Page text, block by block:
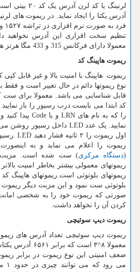
آدرس یکتا را ایجاد نماید. در ریموت های
تنظیم سخت افزاری این آدرس نخواهید
معمولا دارای فرکانس 315 و 433 مگا هرتز هستند.
ریموت هاپینگ کد
ریموت هاپینگ با امنیت بالا و غیر قابل
نوع ریموتها دائم در حال تغییر است و
قابل شناسایی می باشد. معمولا برای ست
کد ابتدا می بایست درب رسیور را باز
را که به نام های LRN و یا Code
نمایید. یک عدد LED داخل رسیور روشن می
اول ریموت را ۲ ثانیه فشار دهید
. LED
ریموت را اعلام می نماید و به
(دستگاه مرکزی) ست شده است. مزیت
ریموتهای معمولی بیشتر بخاطر امنیت
ریموتهای بلوتوثی است.ریموتهای هاپینگ کد
بلوتوثی ست نمود و این مزیت دیگر ریموت
صورتی که ریموت خود را به شخصی امانت
کردن آن را نخواهد داشت.
ریموت دیپ سوئیچی
ریموت دیپ سوئیچی تعداد آدرس های
معمولا ۸^۳ است
ضعف امنیتی این نوع ریموت در برابر